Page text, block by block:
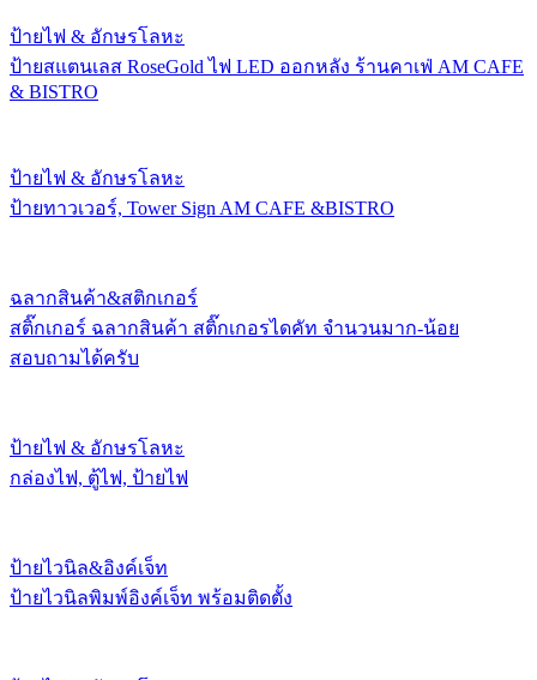
ป้ายไฟ & อักษรโลหะ
ป้ายสแตนเลส RoseGold ไฟ LED ออกหลัง ร้านคาเฟ่ AM CAFE
& BISTRO
ป้ายไฟ & อักษรโลหะ
ป้ายทาวเวอร์, Tower Sign AM CAFE &BISTRO
ฉลากสินค้า&สติกเกอร์
สติ๊กเกอร์ ฉลากสินค้า สติ๊กเกอรไดคัท จำนวนมาก-น้อย
สอบถามได้ครับ
ป้ายไฟ & อักษรโลหะ
กล่องไฟ, ตู้ไฟ, ป้ายไฟ
ป้ายไวนิล&อิงค์เจ็ท
ป้ายไวนิลพิมพ์อิงค์เจ็ท พร้อมติดตั้ง